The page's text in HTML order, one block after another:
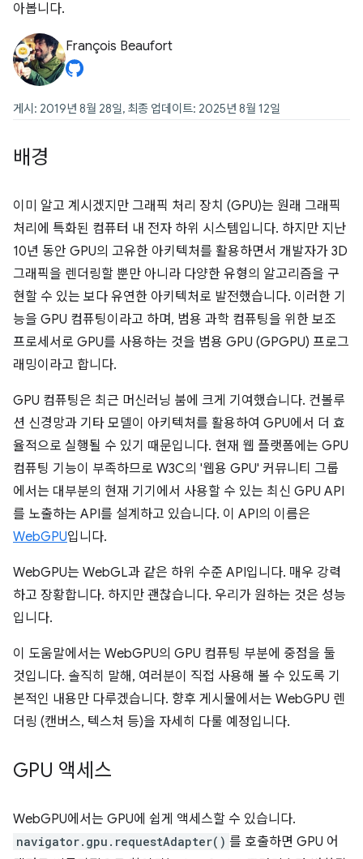
아봅니다.
François Beaufort
게시: 2019년 8월 28일, 최종 업데이트: 2025년 8월 12일
배경
이미 알고 계시겠지만 그래픽 처리 장치 (GPU)는 원래 그래픽
처리에 특화된 컴퓨터 내 전자 하위 시스템입니다. 하지만 지난
10년 동안 GPU의 고유한 아키텍처를 활용하면서 개발자가 3D
그래픽을 렌더링할 뿐만 아니라 다양한 유형의 알고리즘을 구
현할 수 있는 보다 유연한 아키텍처로 발전했습니다. 이러한 기
능을 GPU 컴퓨팅이라고 하며, 범용 과학 컴퓨팅을 위한 보조
프로세서로 GPU를 사용하는 것을 범용 GPU (GPGPU) 프로그
래밍이라고 합니다.
GPU 컴퓨팅은 최근 머신러닝 붐에 크게 기여했습니다. 컨볼루
션 신경망과 기타 모델이 아키텍처를 활용하여 GPU에서 더 효
율적으로 실행될 수 있기 때문입니다. 현재 웹 플랫폼에는 GPU
컴퓨팅 기능이 부족하므로 W3C의 '웹용 GPU' 커뮤니티 그룹
에서는 대부분의 현재 기기에서 사용할 수 있는 최신 GPU API
를 노출하는 API를 설계하고 있습니다. 이 API의 이름은
WebGPU입니다.
WebGPU는 WebGL과 같은 하위 수준 API입니다. 매우 강력
하고 장황합니다. 하지만 괜찮습니다. 우리가 원하는 것은 성능
입니다.
이 도움말에서는 WebGPU의 GPU 컴퓨팅 부분에 중점을 둘
것입니다. 솔직히 말해, 여러분이 직접 사용해 볼 수 있도록 기
본적인 내용만 다루겠습니다. 향후 게시물에서는 WebGPU 렌
더링 (캔버스, 텍스처 등)을 자세히 다룰 예정입니다.
GPU 액세스
WebGPU에서는 GPU에 쉽게 액세스할 수 있습니다.
navigator.gpu.requestAdapter() 를 호출하면 GPU 어